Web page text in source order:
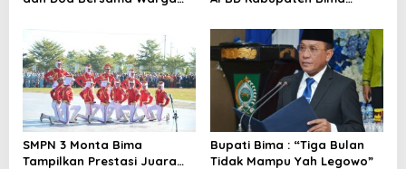
SMPN 3 Monta Bima
Tampilkan Prestasi Juara
Bupati Bima : “Tiga Bulan
Tidak Mampu Yah Legowo”